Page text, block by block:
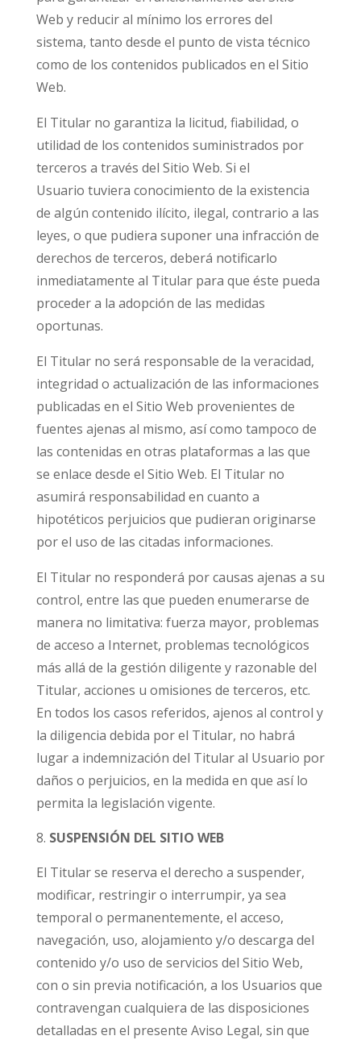
Web y reducir al mínimo los errores del
sistema, tanto desde el punto de vista técnico
como de los contenidos publicados en el Sitio
Web.
El Titular no garantiza la licitud, fiabilidad, o
utilidad de los contenidos suministrados por
terceros a través del Sitio Web. Si el
Usuario tuviera conocimiento de la existencia
de algún contenido ilícito, ilegal, contrario a las
leyes, o que pudiera suponer una infracción de
derechos de terceros, deberá notificarlo
inmediatamente al Titular para que éste pueda
proceder a la adopción de las medidas
oportunas.
El Titular no será responsable de la veracidad,
integridad o actualización de las informaciones
publicadas en el Sitio Web provenientes de
fuentes ajenas al mismo, así como tampoco de
las contenidas en otras plataformas a las que
se enlace desde el Sitio Web. El Titular no
asumirá responsabilidad en cuanto a
hipotéticos perjuicios que pudieran originarse
por el uso de las citadas informaciones.
El Titular no responderá por causas ajenas a su
control, entre las que pueden enumerarse de
manera no limitativa: fuerza mayor, problemas
de acceso a Internet, problemas tecnológicos
más allá de la gestión diligente y razonable del
Titular, acciones u omisiones de terceros, etc.
En todos los casos referidos, ajenos al control y
la diligencia debida por el Titular, no habrá
lugar a indemnización del Titular al Usuario por
daños o perjuicios, en la medida en que así lo
permita la legislación vigente.
SUSPENSIÓN DEL SITIO WEB
El Titular se reserva el derecho a suspender,
modificar, restringir o interrumpir, ya sea
temporal o permanentemente, el acceso,
navegación, uso, alojamiento y/o descarga del
contenido y/o uso de servicios del Sitio Web,
con o sin previa notificación, a los Usuarios que
contravengan cualquiera de las disposiciones
detalladas en el presente Aviso Legal, sin que